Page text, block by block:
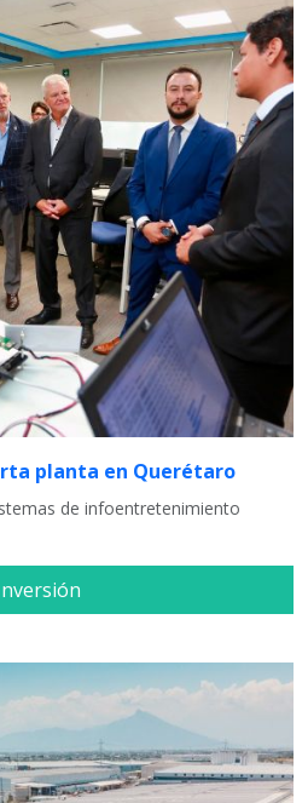
planta en Querétaro
de infoentretenimiento